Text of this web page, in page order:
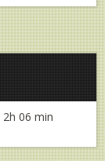
2h 06 min